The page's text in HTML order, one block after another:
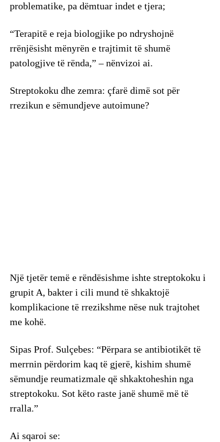
problematike, pa dëmtuar indet e tjera;
“Terapitë e reja biologjike po ndryshojnë
rrënjësisht mënyrën e trajtimit të shumë
patologjive të rënda,” – nënvizoi ai.
Streptokoku dhe zemra: çfarë dimë sot për
rrezikun e sëmundjeve autoimune?
Një tjetër temë e rëndësishme ishte streptokoku i
grupit A, bakter i cili mund të shkaktojë
komplikacione të rrezikshme nëse nuk trajtohet
me kohë.
Sipas Prof. Sulçebes: “Përpara se antibiotikët të
merrnin përdorim kaq të gjerë, kishim shumë
sëmundje reumatizmale që shkaktoheshin nga
streptokoku. Sot këto raste janë shumë më të
rralla.”
Ai sqaroi se: